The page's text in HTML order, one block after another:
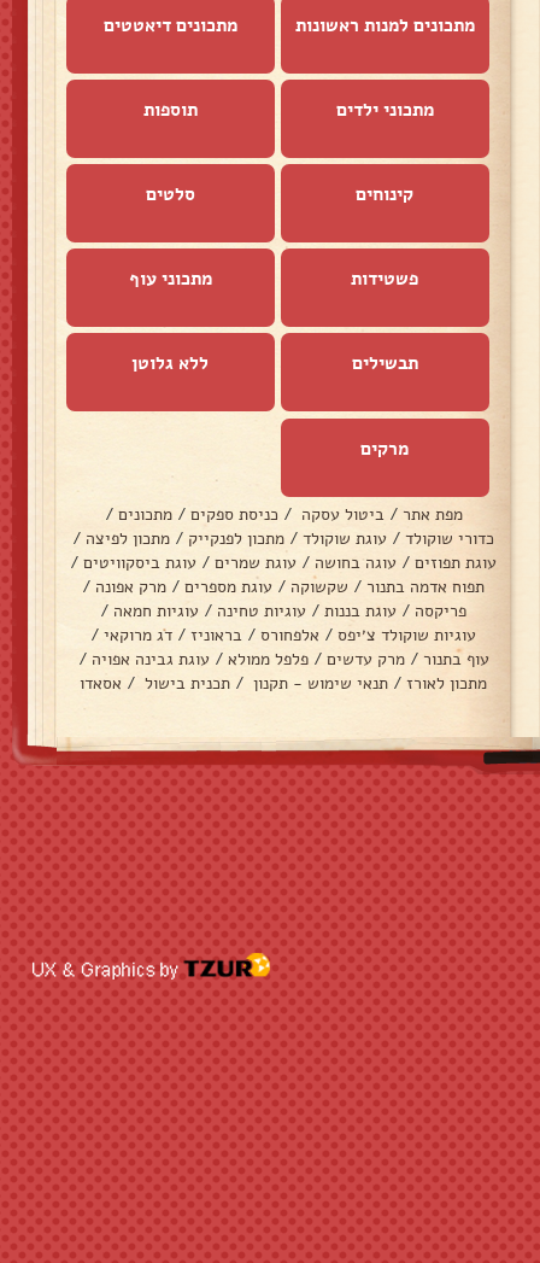
מתכונים למנות ראשונות מתכונים דיאטטים
מתכוני ילדים תוספות
קינוחים סלטים
פשטידות מתכוני עוף
תבשילים ללא גלוטן
מרקים
מפת אתר / ביטול עסקה / כניסת ספקים / מתכונים /
כדורי שוקולד / עוגת שוקולד / מתכון לפנקייק / מתכון לפיצה /
עוגת תפוזים / עוגה בחושה / עוגת שמרים / עוגת ביסקוויטים /
תפוח אדמה בתנור / שקשוקה / עוגת מספרים / מרק אפונה /
פריקסה / עוגת בננות / עוגיות טחינה / עוגיות חמאה /
עוגיות שוקולד צ׳יפס / אלפחורס / בראוניז / דג מרוקאי /
עוף בתנור / מרק עדשים / פלפל ממולא / עוגת גבינה אפויה /
מתכון לאורז / תנאי שימוש - תקנון / תכנית בישול / אסאדו